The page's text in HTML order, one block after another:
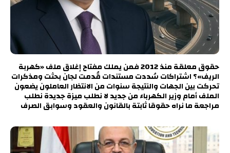
حقوق معلقة منذ 2012 فمن يملك مفتاح إغلاق ملف «كهربة
الريف»؟ اشتراكات سُددت مستندات قُدمت لجان بحثت ومذكرات
تحركت بين الجهات والنتيجة سنوات من الانتظار العاملون يضعون
الملف أمام وزير الكهرباء من جديد لا نطلب ميزة جديدة نطلب
مراجعة ما نراه حقوقا ثابتة بالقانون والعقود وسوابق الصرف